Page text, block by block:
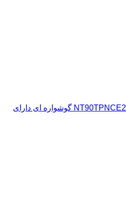
رله کولری NHG مدل NT90TPNCE220CB گوشواره ای دارای